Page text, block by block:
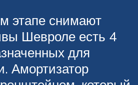
этапе снимают
Шевроле есть 4
для
Амортизатор